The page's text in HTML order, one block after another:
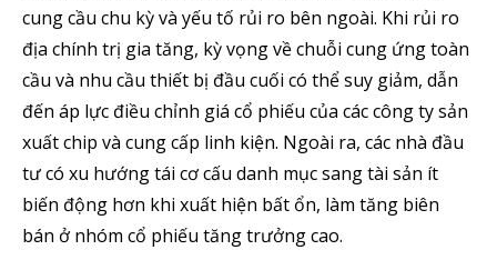
cung cầu chu kỳ và yếu tố rủi ro bên ngoài. Khi rủi ro
địa chính trị gia tăng, kỳ vọng về chuỗi cung ứng toàn
cầu và nhu cầu thiết bị đầu cuối có thể suy giảm, dẫn
đến áp lực điều chỉnh giá cổ phiếu của các công ty sản
xuất chip và cung cấp linh kiện. Ngoài ra, các nhà đầu
tư có xu hướng tái cơ cấu danh mục sang tài sản ít
biến động hơn khi xuất hiện bất ổn, làm tăng biên
bán ở nhóm cổ phiếu tăng trưởng cao.